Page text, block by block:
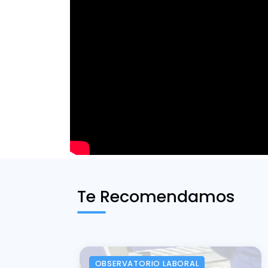
Te Recomendamos
OBSERVATORIO LABORAL